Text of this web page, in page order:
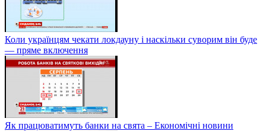
Коли українцям чекати локдауну і наскільки суворим він буде
— пряме включення
Як працюватимуть банки на свята – Економічні новини